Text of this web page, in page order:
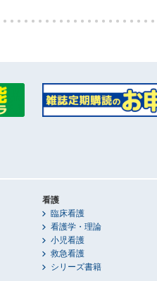
看護
臨床看護
看護学・理論
小児看護
救急看護
シリーズ書籍